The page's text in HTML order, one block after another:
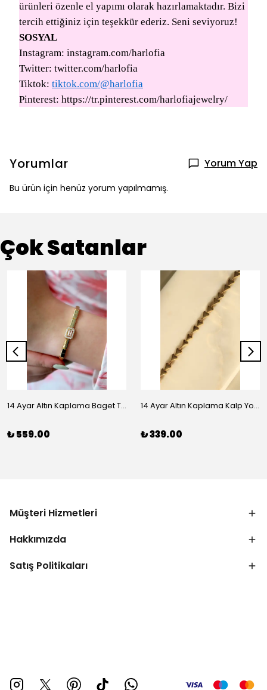
ürünleri özenle el yapımı olarak hazırlamaktadır. Bizi
tercih ettiğiniz için teşekkür ederiz. Seni seviyoruz!
SOSYAL
Instagram: instagram.com/harlofia
Twitter: twitter.com/harlofia
Tiktok: tiktok.com/@harlofia
Pinterest: https://tr.pinterest.com/harlofiajewelry/
Yorumlar Yorum Yap
Bu ürün için henüz yorum yapılmamış.
Çok Satanlar
14 Ayar Altın Kaplama Baget Taşlı Vip Bileklik
₺ 559.00
14 Ayar Altın Kaplama Kalp Yolu Bileklik
₺ 339.00
Müşteri Hizmetleri
Hakkımızda
Satış Politikaları